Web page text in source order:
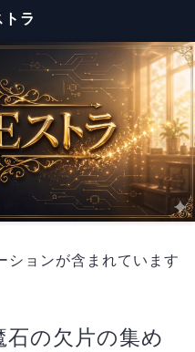
トラ
ションが含まれています
の欠片の集め